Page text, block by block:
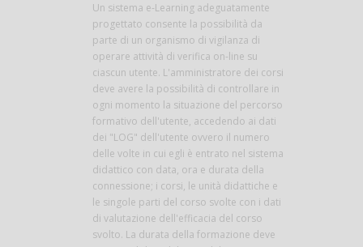
Un sistema e-Learning adeguatamente
progettato consente la possibilità da
parte di un organismo di vigilanza di
operare attività di verifica on-line su
ciascun utente. L'amministratore dei corsi
deve avere la possibilità di controllare in
ogni momento la situazione del percorso
formativo dell'utente, accedendo ai dati
dei "LOG" dell'utente ovvero il numero
delle volte in cui egli è entrato nel sistema
didattico con data, ora e durata della
connessione; i corsi, le unità didattiche e
le singole parti del corso svolte con i dati
di valutazione dell'efficacia del corso
svolto. La durata della formazione deve